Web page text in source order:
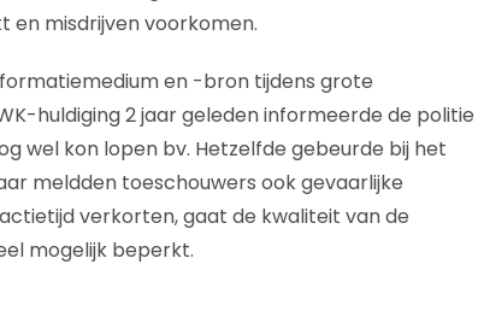
en misdrijven voorkomen.
en -bron tijdens grote
huldiging 2 jaar geleden informeerde de politie
wel kon lopen bv. Hetzelfde gebeurde bij het
meldden toeschouwers ook gevaarlijke
verkorten, gaat de kwaliteit van de
mogelijk beperkt.